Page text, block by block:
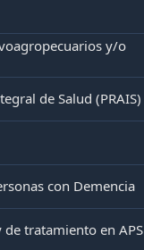
y/o
de Salud (PRAIS)
con Demencia
tratamiento en APS